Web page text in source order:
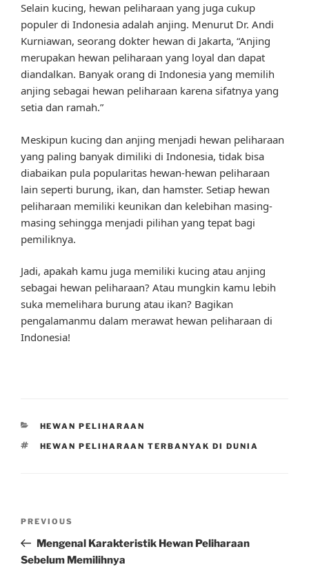
Selain kucing, hewan peliharaan yang juga cukup
populer di Indonesia adalah anjing. Menurut Dr. Andi
Kurniawan, seorang dokter hewan di Jakarta, “Anjing
merupakan hewan peliharaan yang loyal dan dapat
diandalkan. Banyak orang di Indonesia yang memilih
anjing sebagai hewan peliharaan karena sifatnya yang
setia dan ramah.”
Meskipun kucing dan anjing menjadi hewan peliharaan
yang paling banyak dimiliki di Indonesia, tidak bisa
diabaikan pula popularitas hewan-hewan peliharaan
lain seperti burung, ikan, dan hamster. Setiap hewan
peliharaan memiliki keunikan dan kelebihan masing-
masing sehingga menjadi pilihan yang tepat bagi
pemiliknya.
Jadi, apakah kamu juga memiliki kucing atau anjing
sebagai hewan peliharaan? Atau mungkin kamu lebih
suka memelihara burung atau ikan? Bagikan
pengalamanmu dalam merawat hewan peliharaan di
Indonesia!
CATEGORIES
HEWAN PELIHARAAN
TAGS
HEWAN PELIHARAAN TERBANYAK DI DUNIA
Previous
Post
PREVIOUS
Mengenal Karakteristik Hewan Peliharaan
Sebelum Memilihnya